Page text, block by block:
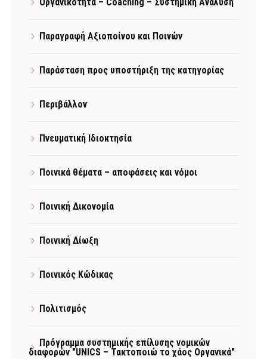
Παραγραφή Αξιοποίνου και Ποινών
Παράσταση προς υποστήριξη της κατηγορίας
Περιβάλλον
Πνευματική Ιδιοκτησία
Ποινικά θέματα – αποφάσεις και νόμοι
Ποινική Δικονομία
Ποινική Δίωξη
Ποινικός Κώδικας
Πολιτισμός
Πρόγραμμα συστημικής επίλυσης νομικών
διαφορών "UNICS – Τακτοποιώ το χάος Οργανικά"